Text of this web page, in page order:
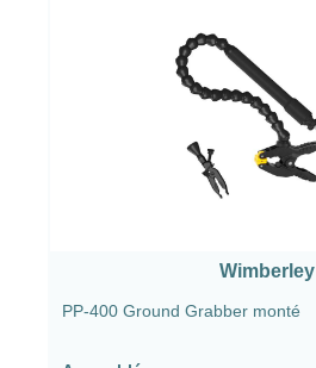
Wimberley
PP-400 Ground Grabber monté